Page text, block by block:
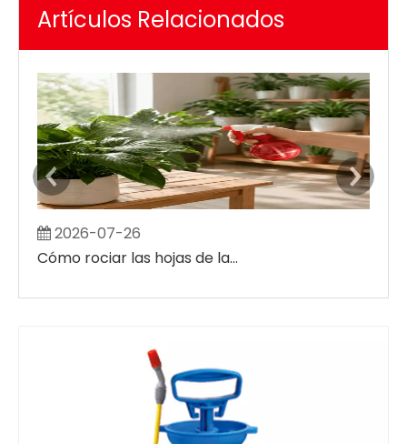
Artículos Relacionados
2026-07-26
Cómo rociar las hojas de las plantas sin crear grandes manchas húmedas